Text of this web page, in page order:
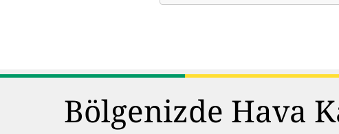
Bölgenizde Hava